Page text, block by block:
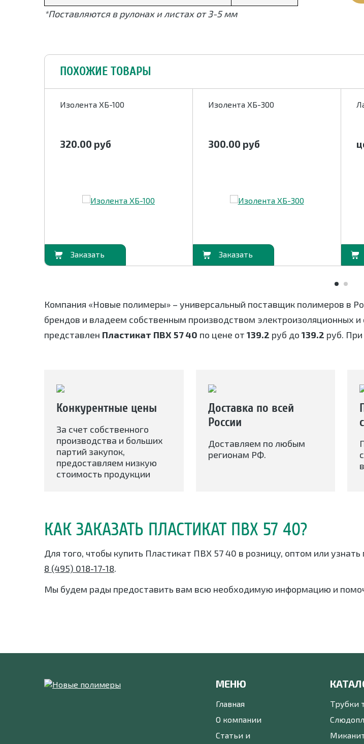
*Поставляются в рулонах и листах от 3-5 мм
ПОХОЖИЕ ТОВАРЫ
Изолента ХБ-100
320.00 руб
В корзину
Изолента ХБ-300
300.00 руб
В корзину В корзину
Компания «Новые полимеры» – универсальный поставщик полимеров в
брендов и владеем собственным производством электроизоляционных
представлен Пластикат ПВХ 57 40 по цене от 139.2 руб до 139.2 руб.
Конкурентные цены
За счет собственного
производства и больших
партий закупок,
предоставляем низкую
стоимость продукции
Доставка по всей
России
Доставляем по любым
регионам РФ.
КАК ЗАКАЗАТЬ ПЛАСТИКАТ ПВХ 57 40?
Для того, чтобы купить Пластикат ПВХ 57 40 в розницу, оптом или
8 (495) 018-17-18.
Мы будем рады предоставить вам всю необходимую информацию и
МЕНЮ
Главная
О компании
Статьи и
Трубки